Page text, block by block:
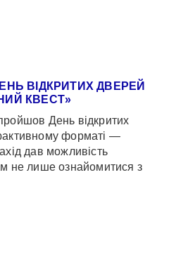
ВІДКРИТИХ ДВЕРЕЙ
КВЕСТ»
День відкритих
форматі —
дав можливість
не лише ознайомитися з